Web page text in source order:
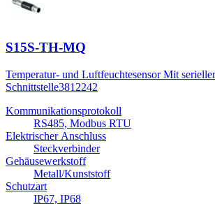
S15S-TH-MQ
Temperatur- und Luftfeuchtesensor Mit serieller
Schnittstelle3812242
Kommunikationsprotokoll
RS485, Modbus RTU
Elektrischer Anschluss
Steckverbinder
Gehäusewerkstoff
Metall/Kunststoff
Schutzart
IP67, IP68